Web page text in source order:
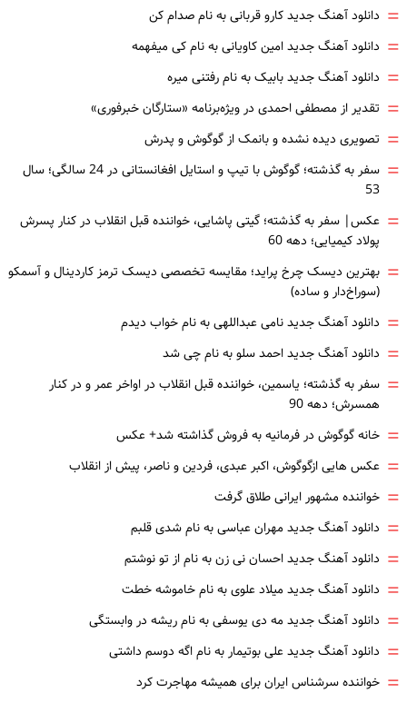
= دانلود آهنگ جدید کارو قربانی به نام صدام کن
= دانلود آهنگ جدید امین کاویانی به نام کی میفهمه
= دانلود آهنگ جدید بابیک به نام رفتنی میره
= تقدیر از مصطفی احمدی در ویژه‌برنامه «ستارگان خبرفوری»
= تصویری دیده نشده و بانمک از گوگوش و پدرش
=
سفر به گذشته؛ گوگوش با تیپ و استایل افغانستانی در 24 سالگی؛ سال
53
= عکس| سفر به گذشته؛ گیتی پاشایی، خواننده قبل انقلاب در کنار پسرش
پولاد کیمیایی؛ دهه 60
= بهترین دیسک چرخ پراید؛ مقایسه تخصصی دیسک ترمز کاردینال و آسمکو
(سوراخ‌دار و ساده)
= دانلود آهنگ جدید نامی عبداللهی به نام خواب دیدم
= دانلود آهنگ جدید احمد سلو به نام چی شد
= سفر به گذشته؛ یاسمین، خواننده قبل انقلاب در اواخر عمر و در کنار
همسرش؛ دهه 90
= خانه گوگوش در فرمانیه به فروش گذاشته شد+ عکس
= عکس هایی ازگوگوش، اکبر عبدی، فردین و ناصر، پیش از انقلاب
= خواننده مشهور ایرانی طلاق گرفت
= دانلود آهنگ جدید مهران عباسی به نام شدی قلبم
= دانلود آهنگ جدید احسان نی زن به نام از تو نوشتم
= دانلود آهنگ جدید میلاد علوی به نام خاموشه خطت
= دانلود آهنگ جدید مه دی یوسفی به نام ریشه در وابستگی
= دانلود آهنگ جدید علی بوتیمار به نام اگه دوسم داشتی
= خواننده سرشناس ایران برای همیشه مهاجرت کرد